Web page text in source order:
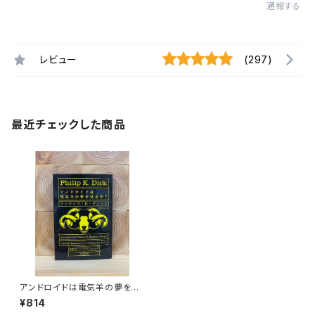
通報する
レビュー (297)
最近チェックした商品
アンドロイドは電気羊の夢を見
るか?
¥814